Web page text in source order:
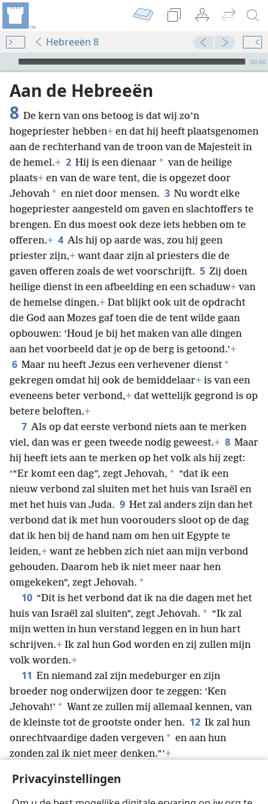
Privacyinstellingen
Hebreeën 8
Audio Player
00:00
Aan de Hebreeën
8 De kern van ons betoog is dat wij zo’n
hogepriester hebben+ en dat hij heeft plaatsgenomen
aan de rechterhand van de troon van de Majesteit in
de hemel.+ 2 Hij is een dienaar * van de heilige
plaats+ en van de ware tent, die is opgezet door
Jehovah * en niet door mensen. 3 Nu wordt elke
hogepriester aangesteld om gaven en slachtoffers te
brengen. En dus moest ook deze iets hebben om te
offeren.+ 4 Als hij op aarde was, zou hij geen
priester zijn,+ want daar zijn al priesters die de
gaven offeren zoals de wet voorschrijft. 5 Zij doen
heilige dienst in een afbeelding en een schaduw+ van
de hemelse dingen.+ Dat blijkt ook uit de opdracht
die God aan Mozes gaf toen die de tent wilde gaan
opbouwen: ‘Houd je bij het maken van alle dingen
aan het voorbeeld dat je op de berg is getoond.’+
6 Maar nu heeft Jezus een verhevener dienst *
gekregen omdat hij ook de bemiddelaar+ is van een
eveneens beter verbond,+ dat wettelijk gegrond is op
betere beloften.+
7 Als op dat eerste verbond niets aan te merken
viel, dan was er geen tweede nodig geweest.+ 8 Maar
hij heeft iets aan te merken op het volk als hij zegt:
‘“Er komt een dag”, zegt Jehovah, * “dat ik een
nieuw verbond zal sluiten met het huis van Israël en
met het huis van Juda. 9 Het zal anders zijn dan het
verbond dat ik met hun voorouders sloot op de dag
dat ik hen bij de hand nam om hen uit Egypte te
leiden,+ want ze hebben zich niet aan mijn verbond
gehouden. Daarom heb ik niet meer naar hen
omgekeken”, zegt Jehovah. *
10 “Dit is het verbond dat ik na die dagen met het
huis van Israël zal sluiten”, zegt Jehovah. * “Ik zal
mijn wetten in hun verstand leggen en in hun hart
schrijven.+ Ik zal hun God worden en zij zullen mijn
volk worden.+
11 En niemand zal zijn medeburger en zijn
broeder nog onderwijzen door te zeggen: ‘Ken
Jehovah!’ * Want ze zullen mij allemaal kennen, van
de kleinste tot de grootste onder hen. 12 Ik zal hun
onrechtvaardige daden vergeven * en aan hun
zonden zal ik niet meer denken.”’+
heeft hij het vroegere verouderd gemaakt.
wat verouderd is en oud wordt op het punt te